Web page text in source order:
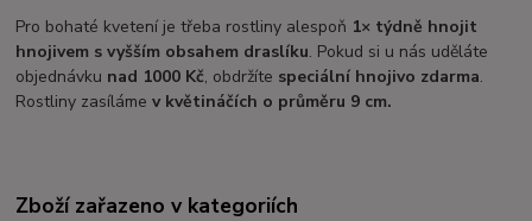
Pro bohaté kvetení je třeba rostliny alespoň 1× týdně hnojit
hnojivem s vyšším obsahem draslíku. Pokud si u nás uděláte
objednávku nad 1000 Kč, obdržíte speciální hnojivo zdarma.
Rostliny zasílámev květináčích o průměru 9 cm.
Zboží zařazeno v kategoriích